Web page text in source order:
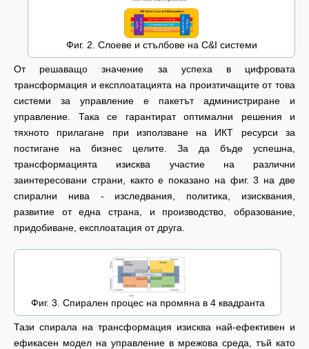
Фиг. 2. Слоеве и стълбове на C&I системи
От решаващо значение за успеха в цифровата
трансформация и експлоатацията на произтичащите от това
системи за управление е пакетът администриране и
управление. Така се гарантират оптимални решения и
тяхното прилагане при използване на ИКТ ресурси за
постигане на бизнес целите. За да бъде успешна,
трансформацията изисква участие на различни
заинтересовани страни, както е показано на фиг. 3 на две
спирални нива - изследвания, политика, изисквания,
развитие от една страна, и производство, образование,
придобиване, експлоатация от друга.
Фиг. 3. Спирален процес на промяна в 4 квадранта
Тази спирала на трансформация изисква най-ефективен и
ефикасен модел на управление в мрежова среда, тъй като